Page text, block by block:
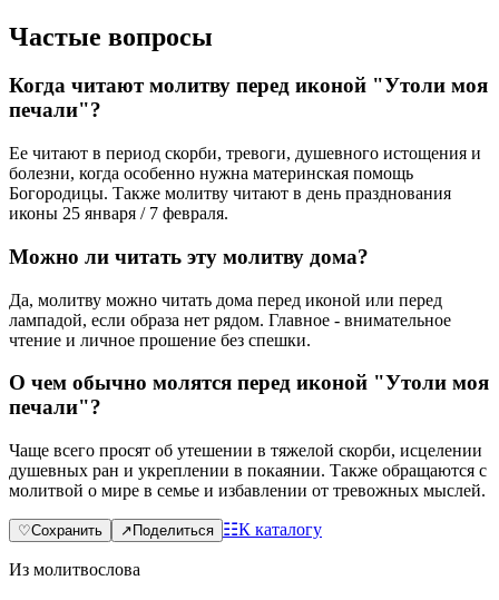
Частые вопросы
Когда читают молитву перед иконой "Утоли моя
печали"?
Ее читают в период скорби, тревоги, душевного истощения и
болезни, когда особенно нужна материнская помощь
Богородицы. Также молитву читают в день празднования
иконы 25 января / 7 февраля.
Можно ли читать эту молитву дома?
Да, молитву можно читать дома перед иконой или перед
лампадой, если образа нет рядом. Главное - внимательное
чтение и личное прошение без спешки.
О чем обычно молятся перед иконой "Утоли моя
печали"?
Чаще всего просят об утешении в тяжелой скорби, исцелении
душевных ран и укреплении в покаянии. Также обращаются с
молитвой о мире в семье и избавлении от тревожных мыслей.
♡Сохранить ↗ Поделиться ☷К каталогу
Из молитвослова